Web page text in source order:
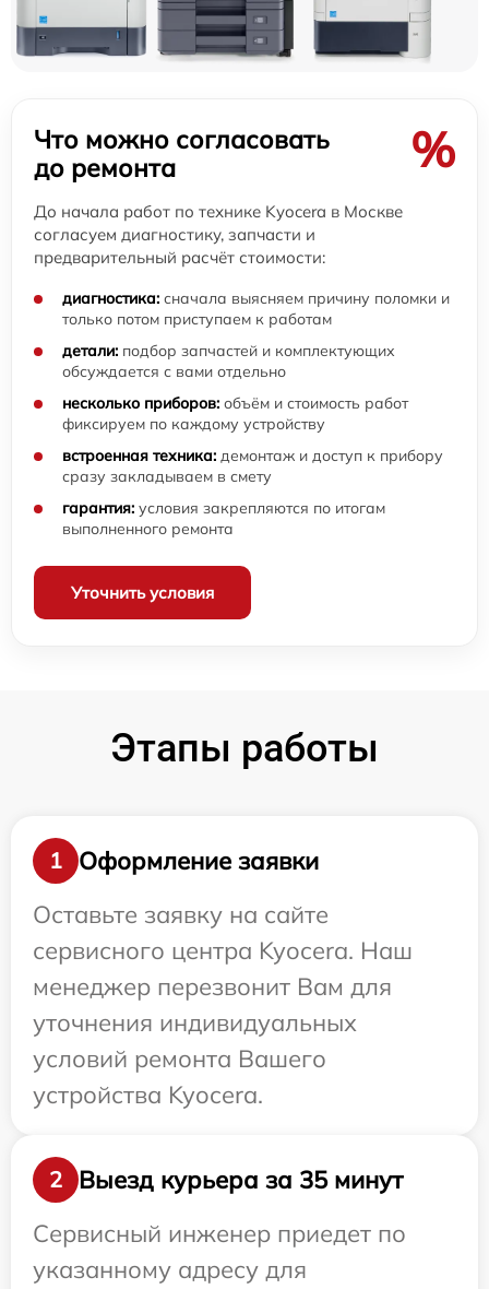
Что можно согласовать
до ремонта
%
До начала работ по технике Kyocera в Москве
согласуем диагностику, запчасти и
предварительный расчёт стоимости:
диагностика: сначала выясняем причину поломки и
только потом приступаем к работам
детали: подбор запчастей и комплектующих
обсуждается с вами отдельно
несколько приборов: объём и стоимость работ
фиксируем по каждому устройству
встроенная техника: демонтаж и доступ к прибору
сразу закладываем в смету
гарантия: условия закрепляются по итогам
выполненного ремонта
Уточнить условия
Этапы работы
1
Оформление заявки
Оставьте заявку на сайте
сервисного центра Kyocera. Наш
менеджер перезвонит Вам для
уточнения индивидуальных
условий ремонта Вашего
устройства Kyocera.
2
Выезд курьера за 35 минут
Сервисный инженер приедет по
указанному адресу для